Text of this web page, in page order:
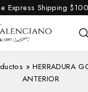
Express Shipping
»HERRADURA
ANTERIOR